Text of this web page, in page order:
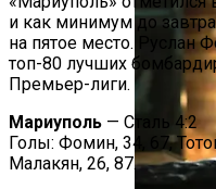
Летнюю
Насилие
и как минимум до
на пятое место. Руслан
топ-80 лучших
Премьер-лиги.
Мариуполь — Сталь 4:2
Голы: Фомин, 34, 67,
Малакян, 26, 87.